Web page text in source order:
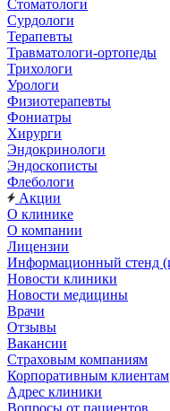
Стоматологи
Сурдологи
Терапевты
Травматологи-ортопеды
Трихологи
Урологи
Физиотерапевты
Фониатры
Хирурги
Эндокринологи
Эндоскописты
Флебологи
Акции
О клинике
О компании
Лицензии
Информационный стенд
Новости клиники
Новости медицины
Врачи
Отзывы
Вакансии
Страховым компаниям
Корпоративным клиентам
Адрес клиники
Вопросы от пациентов